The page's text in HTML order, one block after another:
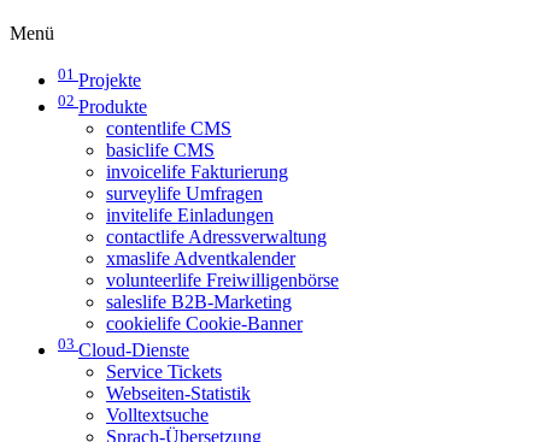
Menü
01 Projekte
02 Produkte
contentlife CMS
basiclife CMS
invoicelife Fakturierung
surveylife Umfragen
invitelife Einladungen
contactlife Adressverwaltung
xmaslife Adventkalender
volunteerlife Freiwilligenbörse
saleslife B2B-Marketing
cookielife Cookie-Banner
03 Cloud-Dienste
Service Tickets
Webseiten-Statistik
Volltextsuche
Sprach-Übersetzung